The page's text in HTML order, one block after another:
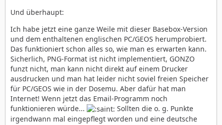
Und überhaupt:
Ich habe jetzt eine ganze Weile mit dieser Basebox-Version
und dem enthaltenen englischen PC/GEOS herumprobiert.
Das funktioniert schon alles so, wie man es erwarten kann.
Sicherlich, PNG-Format ist nicht implementiert, GONZO
funzt nicht, man kann nicht direkt auf einem Drucker
ausdrucken und man hat leider nicht soviel freien Speicher
für PC/GEOS wie in der Dosemu. Aber dafür hat man
Internet! Wenn jetzt das Email-Programm noch
funktionieren würde...
Sollten die o. g. Punkte
irgendwann mal eingepflegt worden und eine deutsche